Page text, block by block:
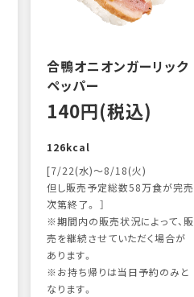
合鴨オニオンガーリック
ペッパー
140円(税込)
126kcal
[7/22(水)～8/18(火)
但し販売予定総数58万食が完売
次第終了。 ］
※期間内の販売状況によって、販
売を継続させていただく場合が
あります。
※お持ち帰りは当日予約のみと
なります。